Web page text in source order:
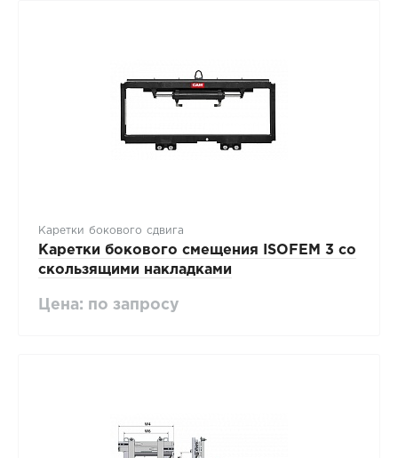
Каретки бокового сдвига
Каретки бокового смещения ISOFEM 3 со
скользящими накладками
Цена: по запросу